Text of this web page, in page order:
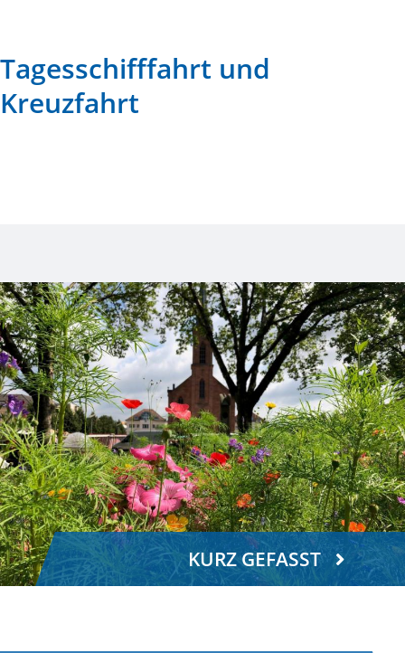
Tagesschifffahrt und
Kreuzfahrt
KURZ GEFASST